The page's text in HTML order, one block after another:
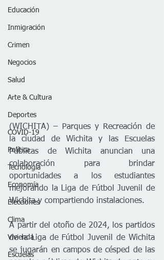
Educación
Inmigración
Crimen
Negocios
Salud
Arte & Cultura
Deportes
COVID-19
Política
Tecnología
Economía
Elecciones
Clima
Vivienda
Escuelas
(WICHITA) – Parques y Recreación de
la ciudad de Wichita y las Escuelas
Públicas de Wichita anuncian una
colaboración para brindar
oportunidades a los estudiantes
mejorando la Liga de Fútbol Juvenil de
A partir del otoño de 2024, los partidos
de la Liga de Fútbol Juvenil de Wichita
se jugarán en campos de césped de las